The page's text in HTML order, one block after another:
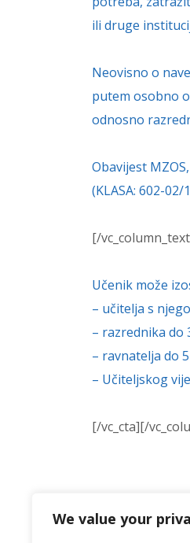
We value your
ili druge
Neovisno o
putem osobno
odnosno
Obavijest
(KLASA: 602-02/
[/
Učenik može
– učitelja s
– razrednika do
– ravnatelja do
– Učiteljskog
[/vc_cta][/
[/